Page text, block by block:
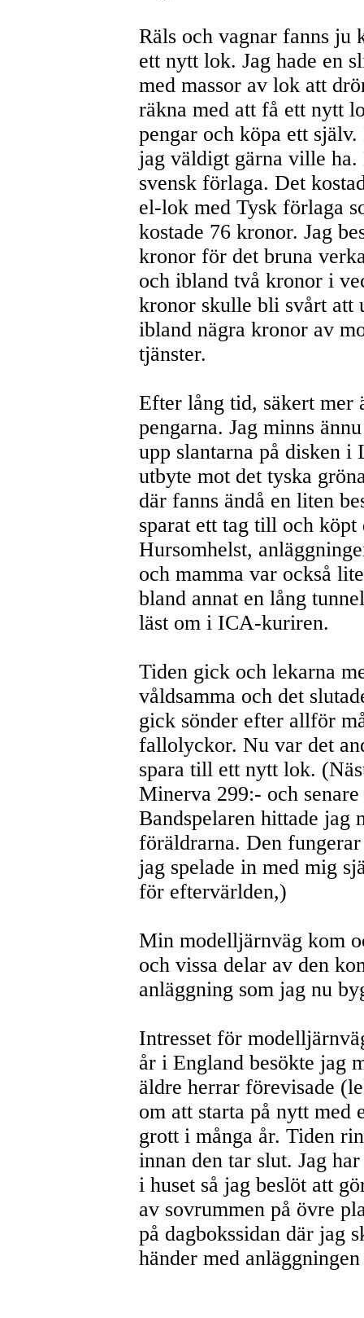
Räls och vagnar fanns ju
ett nytt lok. Jag hade en
med massor av lok att
räkna med att få ett nytt
pengar och köpa ett
jag väldigt gärna ville
svensk förlaga. Det
el-lok med Tysk förlaga
kostade 76 kronor. Jag
kronor för det bruna
och ibland två kronor i
kronor skulle bli svårt att
ibland nägra kronor av
tjänster.
Efter lång tid, säkert mer
pengarna. Jag minns
upp slantarna på disken
utbyte mot det tyska
där fanns ändå en liten
sparat ett tag till och köpt
Hursomhelst,
och mamma var också
bland annat en lång
läst om i ICA-kuriren.
Tiden gick och lekarna
våldsamma och det
gick sönder efter allför
fallolyckor. Nu var det
spara till ett nytt lok.
Minerva 299:- och
Bandspelaren hittade jag
föräldrarna. Den
jag spelade in med mig
för eftervärlden,)
Min modelljärnväg kom
och vissa delar av den
anläggning som jag nu
Intresset för
år i England besökte jag
äldre herrar förevisade
om att starta på nytt med
grott i många år. Tiden
innan den tar slut. Jag
i huset så jag beslöt att
av sovrummen på övre
på dagbokssidan där jag
händer med anläggningen